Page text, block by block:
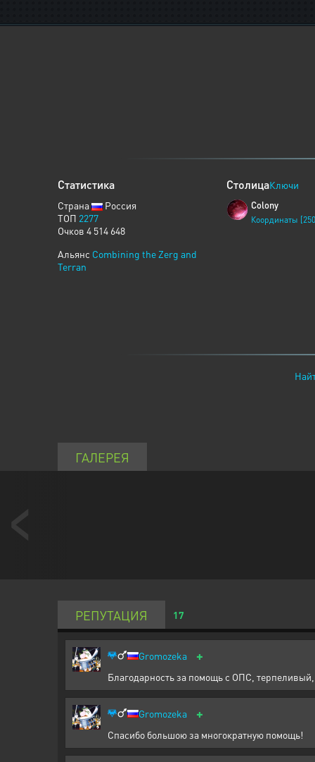
Статистика
Страна
Россия
ТОП 2277
Очков 4 514 648
Альянс Combining the Zerg and
Terran
СтолицаКлючи
Colony
Координаты
ГАЛЕРЕЯ
РЕПУТАЦИЯ 17
Gromozeka +
Благодарность за помощь с ОПС,
Gromozeka +
Спасибо большою за многократную помощь!